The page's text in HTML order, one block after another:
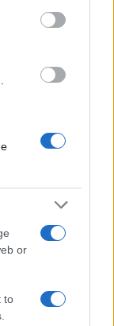
or
to
του –
του
άνθρωποι
προκάλεσαν
το
μπάνιο
Ελπίδα
το
κόμμα»
ΕΛΑΣ που